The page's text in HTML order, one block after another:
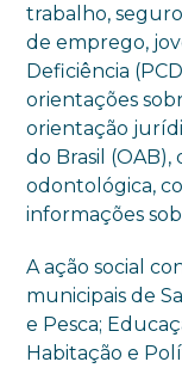
trabalho,
de emprego,
Deficiência
orientações
orientação
do Brasil (OAB),
odontológica,
informações
A ação social
municipais de
e Pesca;
Habitação e